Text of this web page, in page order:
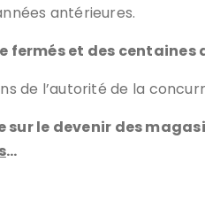
antérieures.
fermés et des centaines
de l’autorité de la
le devenir des
…